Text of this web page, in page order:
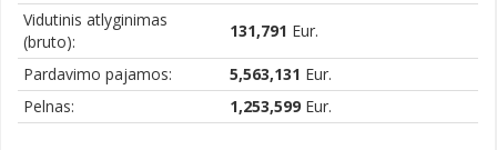
Vidutinis atlyginimas
(bruto):
131,791 Eur.
Pardavimo pajamos: 5,563,131 Eur.
Pelnas:
1,253,599 Eur.